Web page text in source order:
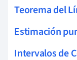
Teorema del
Estimación
Intervalos de